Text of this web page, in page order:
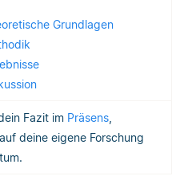
Grundlagen
Fazit im Präsens
deine eigene Forschung